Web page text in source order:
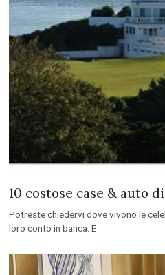
10 costose case & auto
Potreste chiedervi dove vivono le
loro conto in banca. E